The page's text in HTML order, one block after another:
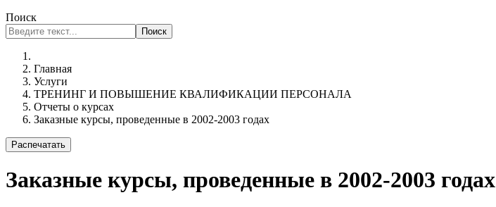
Поиск
Поиск
Главная
Услуги
ТРЕНИНГ И ПОВЫШЕНИЕ КВАЛИФИКАЦИИ ПЕРСОНАЛА
Отчеты о курсах
Заказные курсы, проведенные в 2002-2003 годах
Распечатать
Заказные курсы, проведенные в 2002-2003 годах